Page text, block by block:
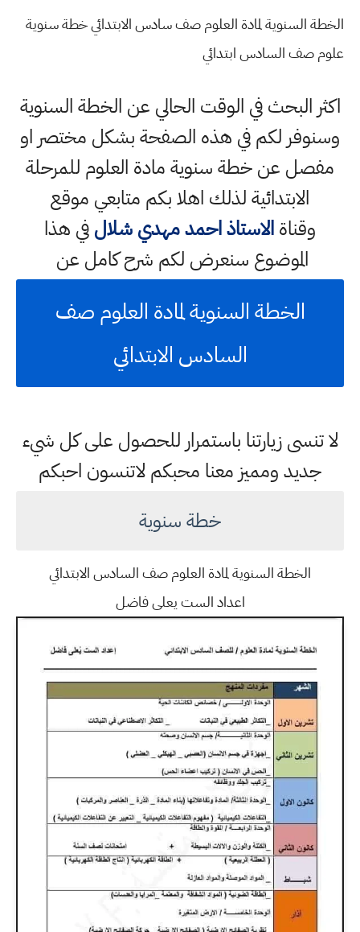
الخطة السنوية لمادة العلوم صف سادس الابتدائي خطة سنوية
علوم صف السادس ابتدائي
اكثر البحث في الوقت الحالي عن الخطة السنوية
وسنوفر لكم في هذه الصفحة بشكل مختصر او
مفصل عن خطة سنوية مادة العلوم للمرحلة
الابتدائية لذلك اهلا بكم متابعي موقع
وقناةالاستاذ احمد مهدي شلالفي هذا
الموضوع سنعرض لكم شرح كامل عن
الخطة السنوية لمادة العلوم صف
السادس الابتدائي
لا تنسى زيارتنا باستمرار للحصول على كل شيء
جديد ومميز معنا محبكم لاتنسون احبكم
خطة سنوية
الخطة السنوية لمادة العلوم صف السادس الابتدائي
اعداد الست يعلى فاضل